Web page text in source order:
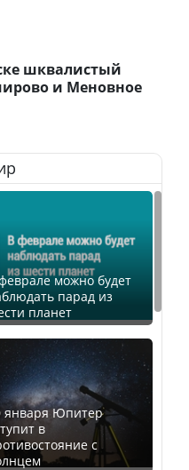
шквалистый
и Меновное
можно будет
парад из
планет
января Юпитер
в
с